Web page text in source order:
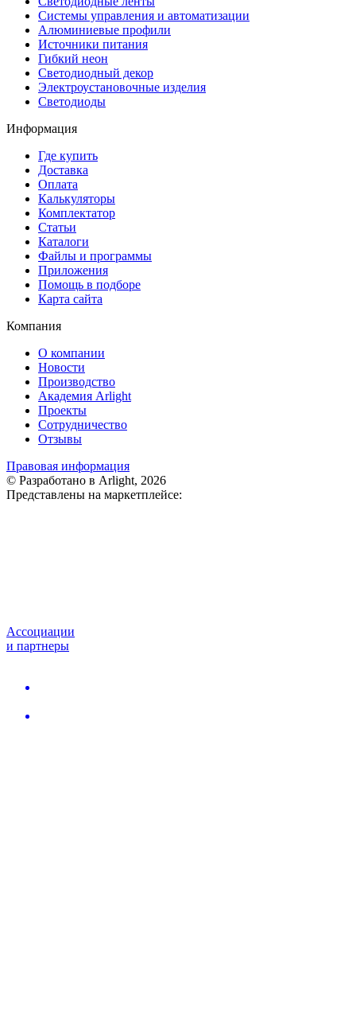
Системы управления и автоматизации
Алюминиевые профили
Источники питания
Гибкий неон
Светодиодный декор
Электроустановочные изделия
Светодиоды
Информация
Где купить
Доставка
Оплата
Калькуляторы
Комплектатор
Статьи
Каталоги
Файлы и программы
Приложения
Помощь в подборе
Карта сайта
Компания
О компании
Новости
Производство
Академия Arlight
Проекты
Сотрудничество
Отзывы
Правовая информация
© Разработано в Arlight, 2026
Представлены на маркетплейсе:
Ассоциации
и партнеры